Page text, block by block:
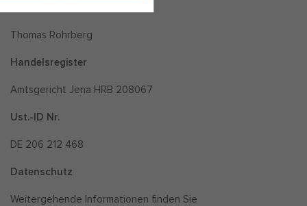
Thomas Rohrberg
Handelsregister
Amtsgericht Jena HRB 208067
Ust.-ID Nr.
DE 206 212 468
Datenschutz
Weitergehende Informationen finden Sie